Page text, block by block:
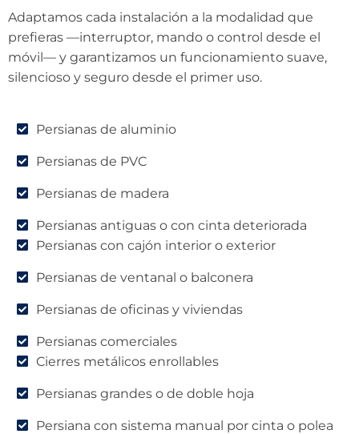
Adaptamos cada instalación a la modalidad que
prefieras —interruptor, mando o control desde el
móvil— y garantizamos un funcionamiento suave,
silencioso y seguro desde el primer uso.
Persianas de aluminio
Persianas de PVC
Persianas de madera
Persianas antiguas o con cinta deteriorada
Persianas con cajón interior o exterior
Persianas de ventanal o balconera
Persianas de oficinas y viviendas
Persianas comerciales
Cierres metálicos enrollables
Persianas grandes o de doble hoja
Persiana con sistema manual por cinta o polea